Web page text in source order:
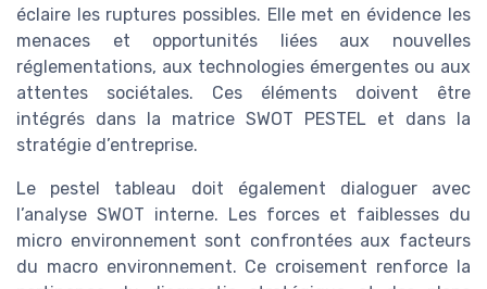
éclaire les ruptures possibles. Elle met en évidence les
menaces et opportunités liées aux nouvelles
réglementations, aux technologies émergentes ou aux
attentes sociétales. Ces éléments doivent être
intégrés dans la matrice SWOT PESTEL et dans la
stratégie d’entreprise.
Le pestel tableau doit également dialoguer avec
l’analyse SWOT interne. Les forces et faiblesses du
micro environnement sont confrontées aux facteurs
du macro environnement. Ce croisement renforce la